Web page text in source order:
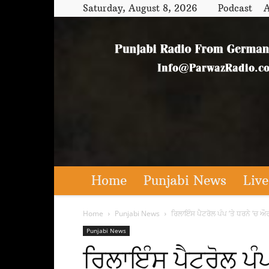
Saturday, August 8, 2026 Podcast
Home Punjabi News
Home Punjabi News ਰਿਲਾਇੰਸ ਪੈਟਰੋਲ ਪੰਪ ’ਤੇ ਧਰਨੇ ’ਚ
Punjabi News
ਰਿਲਾਇੰਸ ਪੈਟਰੋਲ